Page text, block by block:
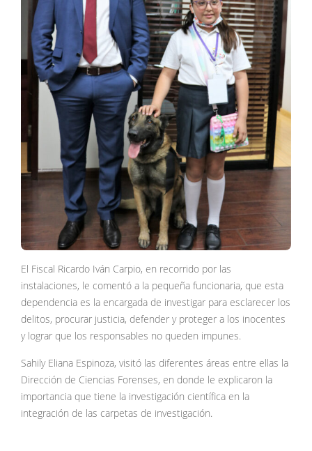
El Fiscal Ricardo Iván Carpio, en recorrido por las
instalaciones, le comentó a la pequeña funcionaria, que esta
dependencia es la encargada de investigar para esclarecer los
delitos, procurar justicia, defender y proteger a los inocentes
y lograr que los responsables no queden impunes.
Sahily Eliana Espinoza, visitó las diferentes áreas entre ellas la
Dirección de Ciencias Forenses, en donde le explicaron la
importancia que tiene la investigación científica en la
integración de las carpetas de investigación.